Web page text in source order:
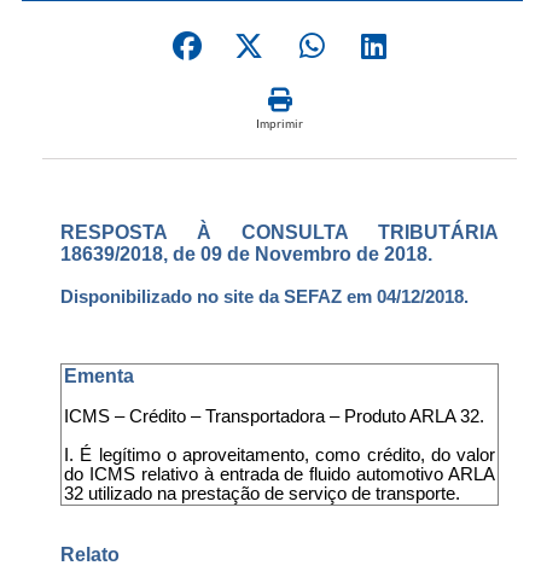
Imprimir
RESPOSTA À CONSULTA TRIBUTÁRIA
18639/2018, de 09 de Novembro de 2018.
Disponibilizado no site da SEFAZ em 04/12/2018.
Ementa
ICMS – Crédito – Transportadora – Produto ARLA 32.
I. É legítimo o aproveitamento, como crédito, do valor
do ICMS relativo à entrada de fluido automotivo ARLA
32 utilizado na prestação de serviço de transporte.
Relato